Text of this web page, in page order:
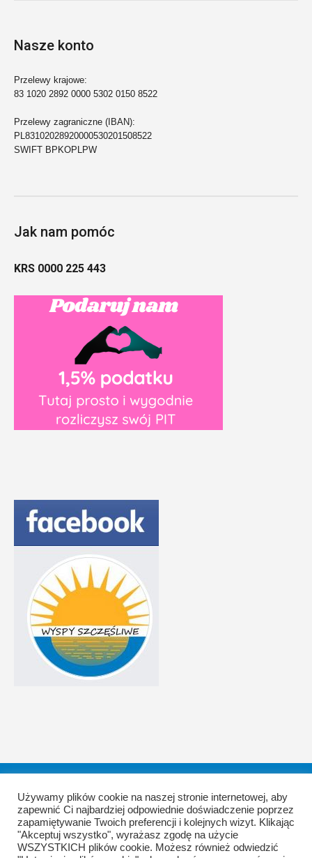
Nasze konto
Przelewy krajowe:
83 1020 2892 0000 5302 0150 8522
Przelewy zagraniczne (IBAN):
PL83102028920000530201508522
SWIFT BPKOPLPW
Jak nam pomóc
KRS 0000 225 443
Statut Fundacji
1,5% Kontakt
Nowożeńcy
Nasi podopieczni
Polityka plików cookie
Polityka prywatności
Druki do pobrania
Regulamin strony internetowej
Polityka prywatności| Copyright © 2021 Wyspy Szczęśliwe
Używamy plików cookie na naszej stronie internetowej, aby
zapewnić Ci najbardziej odpowiednie doświadczenie poprzez
zapamiętywanie Twoich preferencji i kolejnych wizyt. Klikając
"Akceptuj wszystko", wyrażasz zgodę na użycie
WSZYSTKICH plików cookie. Możesz również odwiedzić